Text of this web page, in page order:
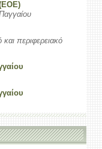
(ΕΟΕ)
περιφερειακό